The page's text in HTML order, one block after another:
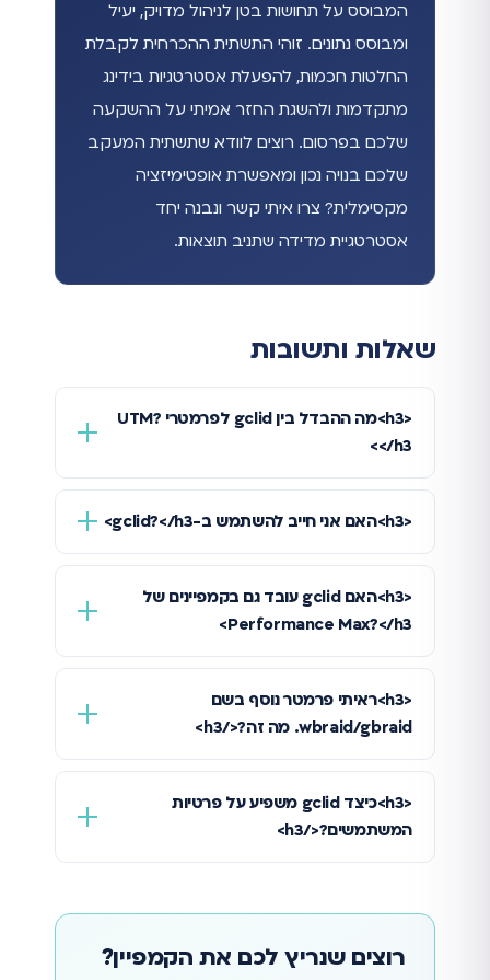
המבוסס על תחושות בטן לניהול מדויק, יעיל
ומבוסס נתונים. זוהי התשתית ההכרחית לקבלת
החלטות חכמות, להפעלת אסטרטגיות בידינג
מתקדמות ולהשגת החזר אמיתי על ההשקעה
שלכם בפרסום. רוצים לוודא שתשתית המעקב
שלכם בנויה נכון ומאפשרת אופטימיזציה
מקסימלית? צרו איתי קשר ונבנה יחד
אסטרטגיית מדידה שתניב תוצאות.
שאלות ותשובות
<h3>מה ההבדל בין gclid לפרמטרי UTM?
</h3>
<h3>האם אני חייב להשתמש ב-gclid?</h3>
<h3>האם gclid עובד גם בקמפיינים של
Performance Max?</h3>
<h3>ראיתי פרמטר נוסף בשם
wbraid/gbraid. מה זה?</h3>
<h3>כיצד gclid משפיע על פרטיות
המשתמשים?</h3>
רוצים שנריץ לכם את הקמפיין?